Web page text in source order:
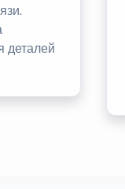
деталей